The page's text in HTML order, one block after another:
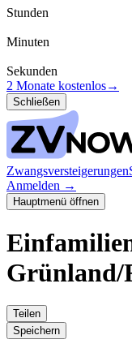
Stunden
Minuten
Sekunden
2 Monate kostenlos→
Schließen
Zwangsversteigerungen
Anmelden →
Hauptmenü öffnen
Grünland/
Teilen
Speichern